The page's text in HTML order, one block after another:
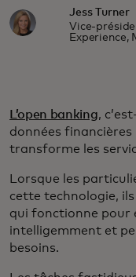
Jess Turner
Vice-
Experience,
L’open banking,
données financières
transforme les
Lorsque les
cette technologie,
qui fonctionne pour
intelligemment et
besoins.